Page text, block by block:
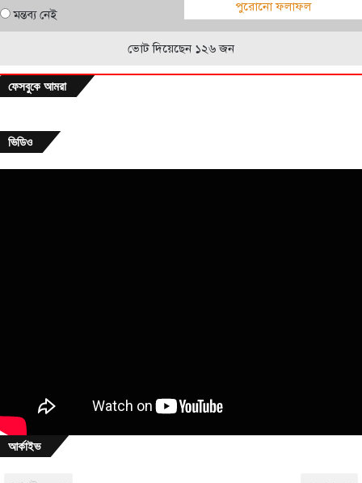
মন্তব্য নেই
পুরোনো ফলাফল
ভোট দিয়েছেন ১২৬ জন
ফেসবুকে আমরা
ভিডিও
আর্কাইভ